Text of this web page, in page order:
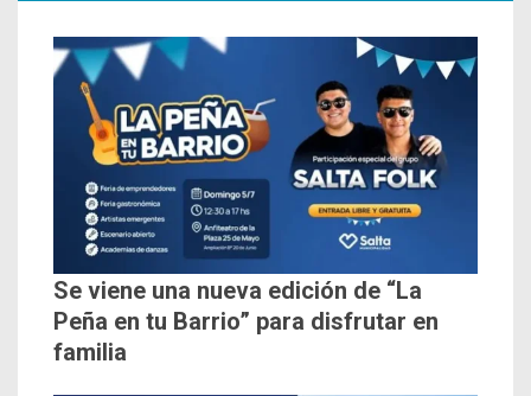
Se viene una nueva edición de “La
Peña en tu Barrio” para disfrutar en
familia